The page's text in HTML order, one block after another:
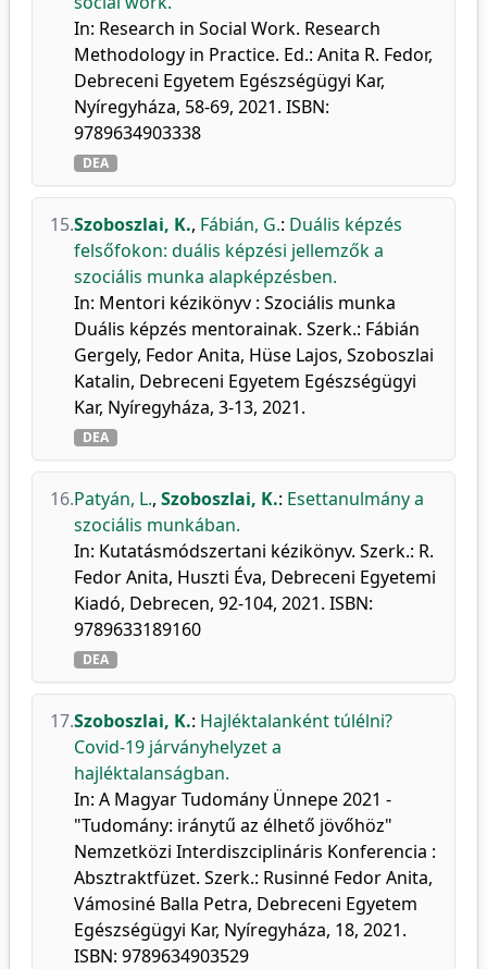
In: Research in Social Work. Research
Methodology in Practice. Ed.: Anita R. Fedor,
Debreceni Egyetem Egészségügyi Kar,
Nyíregyháza, 58-69, 2021. ISBN:
9789634903338
DEA
15.Szoboszlai, K., Fábián, G.: Duális képzés
felsőfokon: duális képzési jellemzők a
szociális munka alapképzésben.
In: Mentori kézikönyv : Szociális munka
Duális képzés mentorainak. Szerk.: Fábián
Gergely, Fedor Anita, Hüse Lajos, Szoboszlai
Katalin, Debreceni Egyetem Egészségügyi
Kar, Nyíregyháza, 3-13, 2021.
DEA
16.Patyán, L., Szoboszlai, K.: Esettanulmány a
szociális munkában.
In: Kutatásmódszertani kézikönyv. Szerk.: R.
Fedor Anita, Huszti Éva, Debreceni Egyetemi
Kiadó, Debrecen, 92-104, 2021. ISBN:
9789633189160
DEA
17.Szoboszlai, K.: Hajléktalanként túlélni?
Covid-19 járványhelyzet a
hajléktalanságban.
In: A Magyar Tudomány Ünnepe 2021 -
"Tudomány: iránytű az élhető jövőhöz"
Nemzetközi Interdiszciplináris Konferencia :
Absztraktfüzet. Szerk.: Rusinné Fedor Anita,
Vámosiné Balla Petra, Debreceni Egyetem
Egészségügyi Kar, Nyíregyháza, 18, 2021.
ISBN: 9789634903529